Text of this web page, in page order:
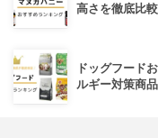
高さを徹底比
ドッグフード
ルギー対策商